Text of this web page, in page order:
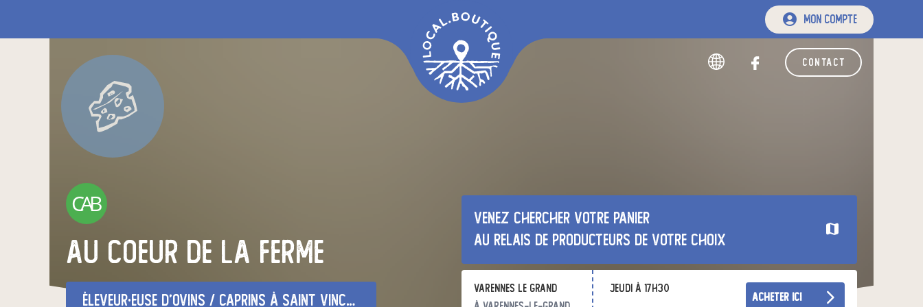
mon compte
contact
au coeur de la ferme
CAB
éleveur·euse d'ovins / caprins à saint vincent en bresse
Venez chercher votre panier
au relais de producteurs de votre choix
Varennes le grand
jeudi à 17h30
acheter ici